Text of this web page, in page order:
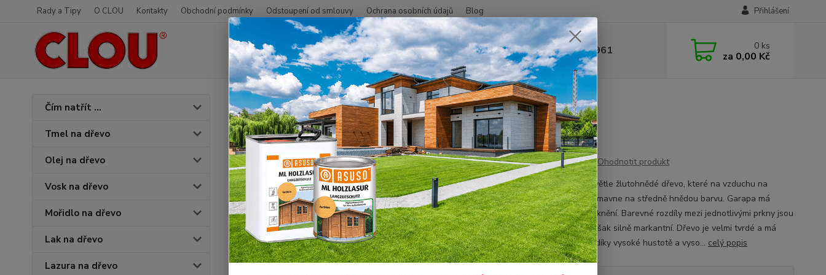
Rady a Tipy O CLOU Kontakty Obchodní podmínky Odstoupení od smlouvy Ochrana osobních údajů Blog Přihlášení
Hledat +420 377 441 961 0 ks
za 0,00 Kč
Čím natřít ...
Tmel na dřevo
Olej na dřevo
Vosk na dřevo
Mořidlo na dřevo
Lak na dřevo
Lazura na dřevo
Úvod TERASY Terasy GARAPA Garapa jm/hl 25x145x3050
Garapa jm/hl 25x145x3050
Ohodnotit produkt
Dřevo Garapa je světle žlutohnědé dřevo, které na vzduchu na
povrchu částečně tmavne na středně hnědou barvu. Garapa má
převážně přímé vláknění. Barevné rozdíly mezi jednotlivými prkny jsou
přirozené, nejsou však silně markantní. Dřevo je velmi tvrdé a má
dlouhou životnost díky vysoké hustotě a vyso... celý popis